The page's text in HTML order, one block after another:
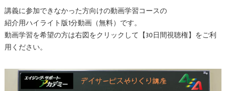
講義に参加できなかった方向けの動画学習コースの
紹介用ハイライト版1分動画（無料）です。
動画学習を希望の方は右図をクリックして【30日間視聴権】をご利
用ください。